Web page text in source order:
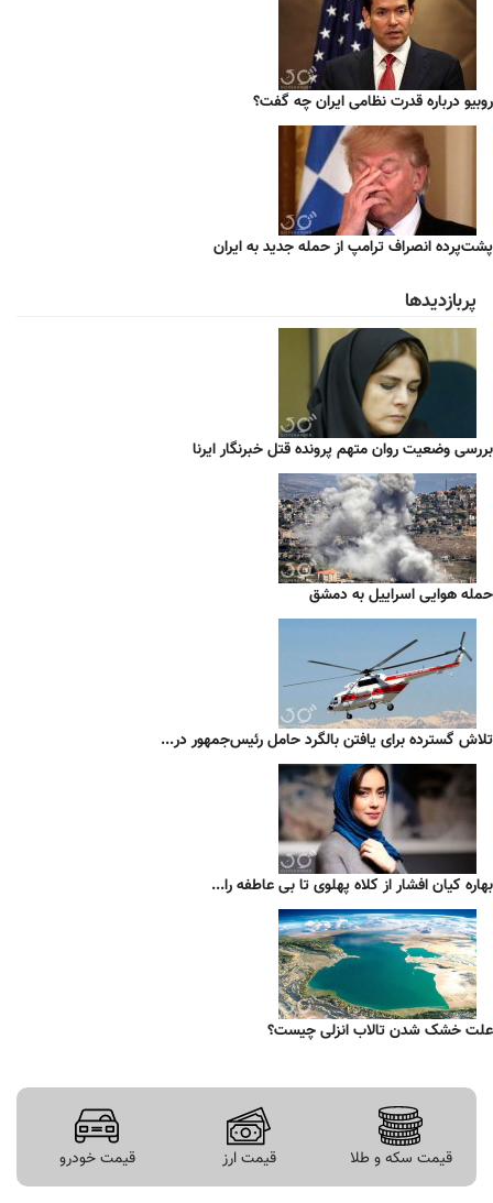
روبیو درباره قدرت نظامی ایران چه گفت؟
پشت‌پرده انصراف ترامپ از حمله جدید به ایران
پربازدیدها
بررسی وضعیت روان متهم پرونده قتل خبرنگار ایرنا
حمله هوایی اسراییل به دمشق
تلاش گسترده برای یافتن بالگرد حامل رئیس‌جمهور در...
بهاره کیان افشار از کلاه پهلوی تا بی عاطفه را...
علت خشک شدن تالاب انزلی چیست؟
قیمت سکه و طلا قیمت ارز قیمت خودرو